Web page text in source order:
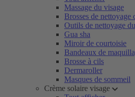
Massage du visage
Brosses de nettoyage
Outils de nettoyage
Gua sha
Miroir de courtoisie
Bandeaux de
Brosse à cils
Dermaroller
Masques de sommeil
Crème solaire visage